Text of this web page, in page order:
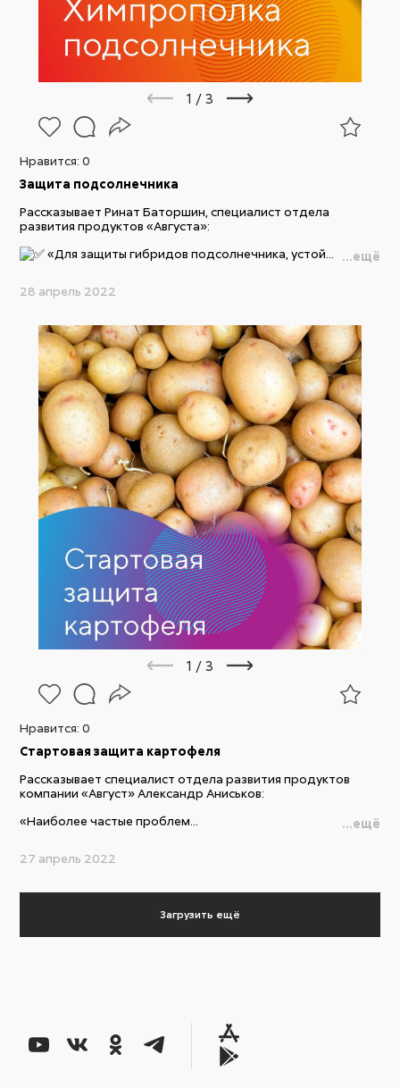
1 / 3
Нравится:0
Защита подсолнечника
Рассказывает Ринат Баторшин, специалист отдела
развития продуктов «Августа»:
«Для защиты гибридов подсолнечника, устой...
...ещё
28 апрель 2022
1 / 3
Нравится:0
Стартовая защита картофеля
Рассказывает специалист отдела развития продуктов
компании «Август» Александр Аниськов:
«Наиболее частые проблем...
...ещё
27 апрель 2022
Загрузить ещё